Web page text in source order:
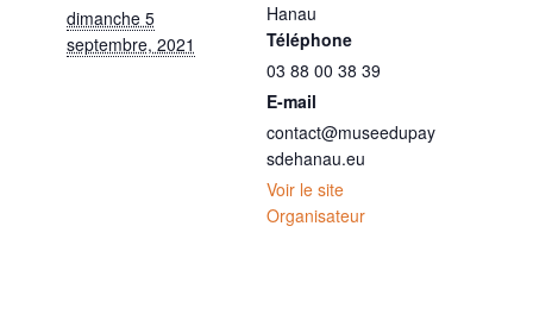
dimanche 5
septembre, 2021
Hanau
Téléphone
03 88 00 38 39
E-mail
contact@museedupay
sdehanau.eu
Voir le site
Organisateur